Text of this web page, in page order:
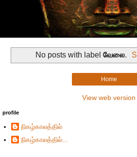
No posts with label வேலை.
Home
View web version
profile
நிகழ்காலத்தில்
நிகழ்காலத்தில்...